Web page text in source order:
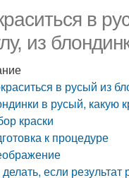
в
из
в русый из
в русый, какую
краски
к процедуре
если результат